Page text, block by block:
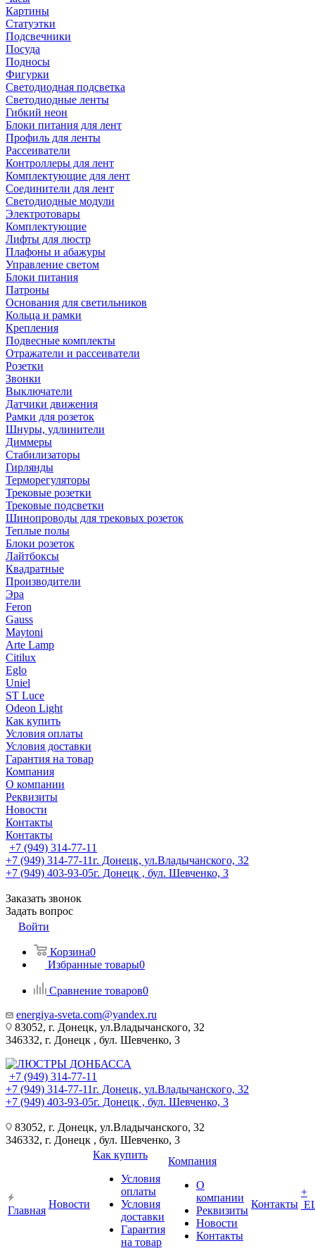
Картины
Статуэтки
Подсвечники
Посуда
Подносы
Фигурки
Светодиодная подсветка
Светодиодные ленты
Гибкий неон
Блоки питания для лент
Профиль для ленты
Рассеиватели
Контроллеры для лент
Комплектующие для лент
Соединители для лент
Светодиодные модули
Электротовары
Комплектующие
Лифты для люстр
Плафоны и абажуры
Управление светом
Блоки питания
Патроны
Основания для светильников
Кольца и рамки
Крепления
Подвесные комплекты
Отражатели и рассеиватели
Розетки
Звонки
Выключатели
Датчики движения
Рамки для розеток
Шнуры, удлинители
Диммеры
Стабилизаторы
Гирлянды
Терморегуляторы
Трековые розетки
Трековые подсветки
Шинопроводы для трековых розеток
Теплые полы
Блоки розеток
Лайтбоксы
Квадратные
Производители
Эра
Feron
Gauss
Maytoni
Arte Lamp
Citilux
Eglo
Uniel
ST Luce
Odeon Light
Как купить
Условия оплаты
Условия доставки
Гарантия на товар
Компания
О компании
Реквизиты
Новости
Контакты
Контакты
+7 (949) 314-77-11
+7 (949) 314-77-11г. Донецк, ул.Владычанского, 32
+7 (949) 403-93-05г. Донецк , бул. Шевченко, 3
Заказать звонок
Задать вопрос
Войти
Корзина0
Избранные товары0
Сравнение товаров0
energiya-sveta.com@yandex.ru
83052, г. Донецк, ул.Владычанского, 32
346332, г. Донецк , бул. Шевченко, 3
+7 (949) 314-77-11
+7 (949) 314-77-11г. Донецк, ул.Владычанского, 32
+7 (949) 403-93-05г. Донецк , бул. Шевченко, 3
83052, г. Донецк, ул.Владычанского, 32
346332, г. Донецк , бул. Шевченко, 3
Главная
Новости
Как купить
Условия
оплаты
Условия
доставки
Гарантия
на товар
Компания
О
компании
Реквизиты
Новости
Контакты
Контакты
+